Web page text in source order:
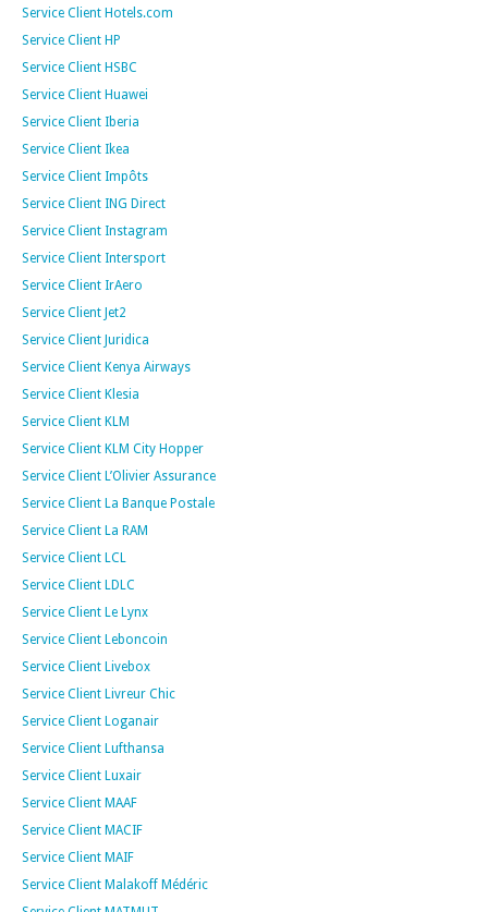
Service Client Hotels.com
Service Client HP
Service Client HSBC
Service Client Huawei
Service Client Iberia
Service Client Ikea
Service Client Impôts
Service Client ING Direct
Service Client Instagram
Service Client Intersport
Service Client IrAero
Service Client Jet2
Service Client Juridica
Service Client Kenya Airways
Service Client Klesia
Service Client KLM
Service Client KLM City Hopper
Service Client L’Olivier Assurance
Service Client La Banque Postale
Service Client La RAM
Service Client LCL
Service Client LDLC
Service Client Le Lynx
Service Client Leboncoin
Service Client Livebox
Service Client Livreur Chic
Service Client Loganair
Service Client Lufthansa
Service Client Luxair
Service Client MAAF
Service Client MACIF
Service Client MAIF
Service Client Malakoff Médéric